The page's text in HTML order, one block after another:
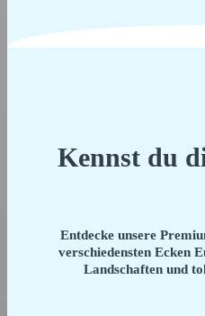
Kennst du
Entdecke unsere
verschiedensten Ecken
Landschaften und